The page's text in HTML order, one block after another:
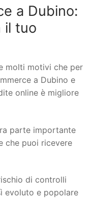
a Dubino:
il tuo
molti motivi che per
a Dubino e
online è migliore
parte importante
che puoi ricevere
di controlli
evoluto e popolare